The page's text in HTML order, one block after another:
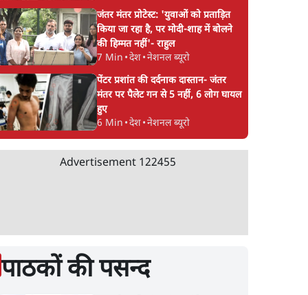
जंतर मंतर प्रोटेस्ट: 'युवाओं को प्रताड़ित
किया जा रहा है, पर मोदी-शाह में बोलने
की हिम्मत नहीं'- राहुल
7 Min •देश•नेशनल ब्यूरो
पेंटर प्रशांत की दर्दनाक दास्तान- जंतर
मंतर पर पैलेट गन से 5 नहीं, 6 लोग घायल
हुए
6 Min •देश•नेशनल ब्यूरो
Advertisement 122455
पाठकों की पसन्द